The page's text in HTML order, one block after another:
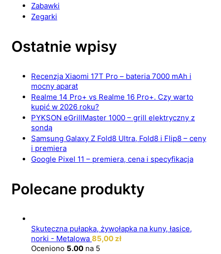
Zabawki
Zegarki
Ostatnie wpisy
Recenzja Xiaomi 17T Pro – bateria 7000 mAh i
mocny aparat
Realme 14 Pro+ vs Realme 16 Pro+. Czy warto
kupić w 2026 roku?
PYKSON eGrillMaster 1000 – grill elektryczny z
sondą
Samsung Galaxy Z Fold8 Ultra, Fold8 i Flip8 – ceny
i premiera
Google Pixel 11 – premiera, cena i specyfikacja
Polecane produkty
Skuteczna pułapka, żywołapka na kuny, łasice,
norki - Metalowa 85,00 zł
Oceniono 5.00 na 5